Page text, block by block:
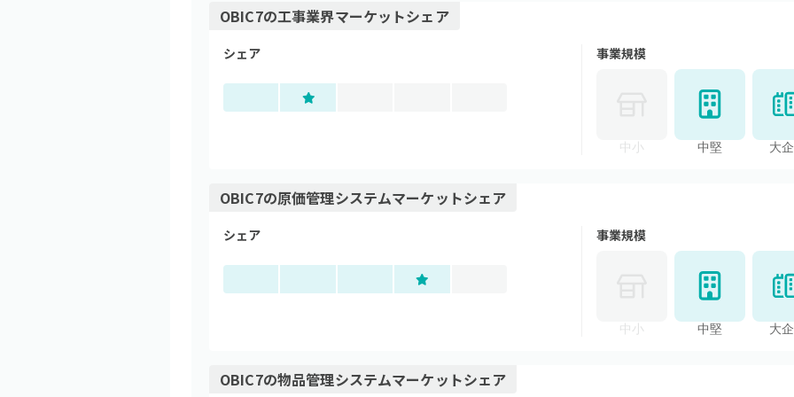
OBIC7の工事業界マーケットシェア
シェア 事業規模
中小 中堅 大
OBIC7の原価管理システムマーケットシェア
シェア 事業規模
中小 中堅 大
OBIC7の物品管理システムマーケットシェア